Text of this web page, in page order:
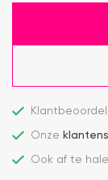
Onze
Ook af te